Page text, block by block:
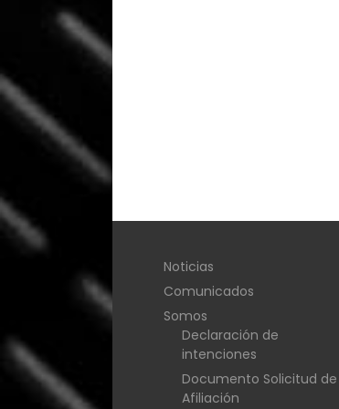
Noticias
Comunicados
Somos
Declaración de
intenciones
Documento Solicitud de
Afiliación